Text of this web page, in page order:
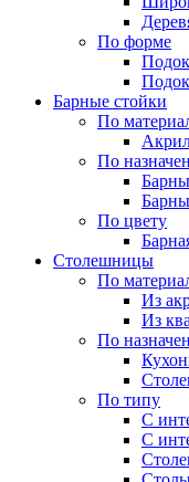
По форме
Барные стойки
По
По
По цвету
Столешницы
По
Из
Из
По
По типу
С
С